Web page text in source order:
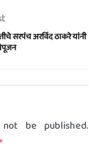
सरपंच अरविंद ठाकरे यांनी
be published.